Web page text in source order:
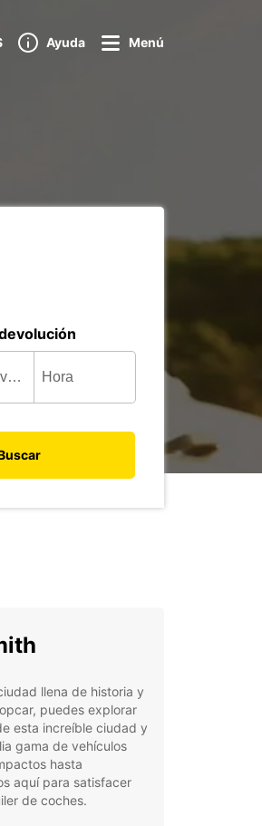
Ayuda Menú
llena de historia y
puedes explorar
esta increíble ciudad y
gama de vehículos
hasta
aquí para satisfacer
de coches.